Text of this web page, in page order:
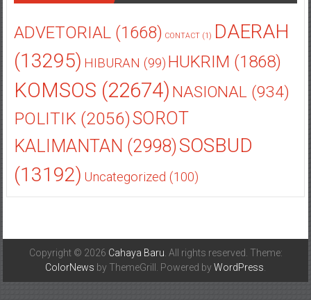
ADVETORIAL(1668) CONTACT(1) DAERAH
(13295) HIBURAN (99) HUKRIM (1868)
KOMSOS (22674) NASIONAL(934)
POLITIK(2056)SOROT
KALIMANTAN (2998)SOSBUD
(13192) Uncategorized (100)
Copyright © 2026 Cahaya Baru. All rights reserved. Theme:
ColorNews by ThemeGrill. Powered byWordPress.